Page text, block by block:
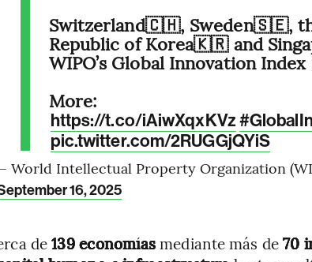
Switzerland🇨🇭, Sweden🇸🇪,
Republic of Korea🇰🇷 and
WIPO’s Global Innovation Index
More:
https://t.co/iAiwXqxKVz
pic.twitter.com/2RUGGjQYiS
World Intellectual Property Organization
16, 2025
de139 economíasmediante más de70